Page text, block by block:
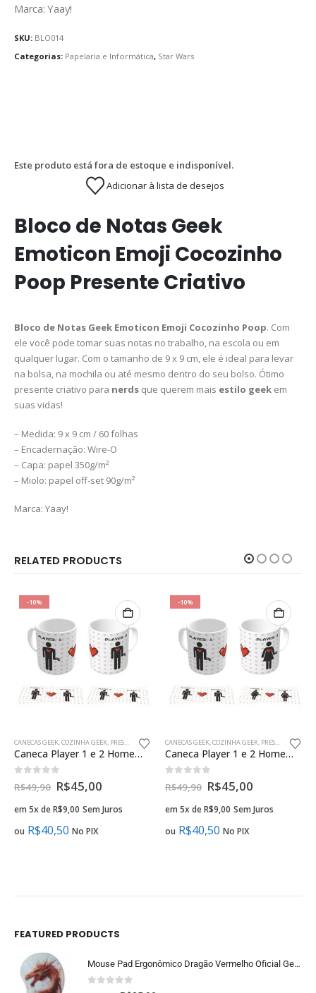
Marca: Yaay!
SKU: BLO014
Categorias: Papelaria e Informática, Star Wars
Este produto está fora de estoque e indisponível.
Adicionar à lista de desejos
Bloco de Notas Geek
Emoticon Emoji Cocozinho
Poop Presente Criativo
Bloco de Notas Geek Emoticon Emoji Cocozinho Poop. Com
ele você pode tomar suas notas no trabalho, na escola ou em
qualquer lugar. Com o tamanho de 9 x 9 cm, ele é ideal para levar
na bolsa, na mochila ou até mesmo dentro do seu bolso. Ótimo
presente criativo para nerds que querem mais estilo geek em
suas vidas!
– Medida: 9 x 9 cm / 60 folhas
– Encadernação: Wire-O
– Capa: papel 350g/m²
– Miolo: papel off-set 90g/m²
Marca: Yaay!
RELATED PRODUCTS
-10%
CANECAS GEEK,COZINHA GEEK, PRESENTES CRIATIVOS NAMORADOS GEEK
Caneca Player 1 e 2 Homem e Homem presente criativo namorados gay
fora de 5
R$49,90 R$45,00
em 5x deR$9,00 Sem Juros
ou R$40,50 No PIX
-10%
CANECAS GEEK,COZINHA GEEK, PRESENTES CRIATIVOS NAMORADOS GEEK
Caneca Player 1 e 2 Homem e Mulher Presente Criativo Namorados
fora de 5
R$49,90 R$45,00
em 5x deR$9,00 Sem Juros
ou R$40,50 No PIX
FEATURED PRODUCTS
Mouse Pad Ergonômico Dragão Vermelho Oficial Geek Vip